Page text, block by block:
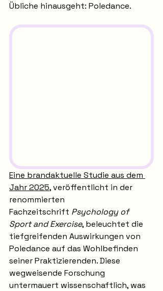
Übliche hinausgeht: Poledance.
Eine brandaktuelle Studie aus dem
Jahr 2025, veröffentlicht in der
renommierten
Fachzeitschrift Psychology of
Sport and Exercise, beleuchtet die
tiefgreifenden Auswirkungen von
Poledance auf das Wohlbefinden
seiner Praktizierenden. Diese
wegweisende Forschung
untermauert wissenschaftlich, was